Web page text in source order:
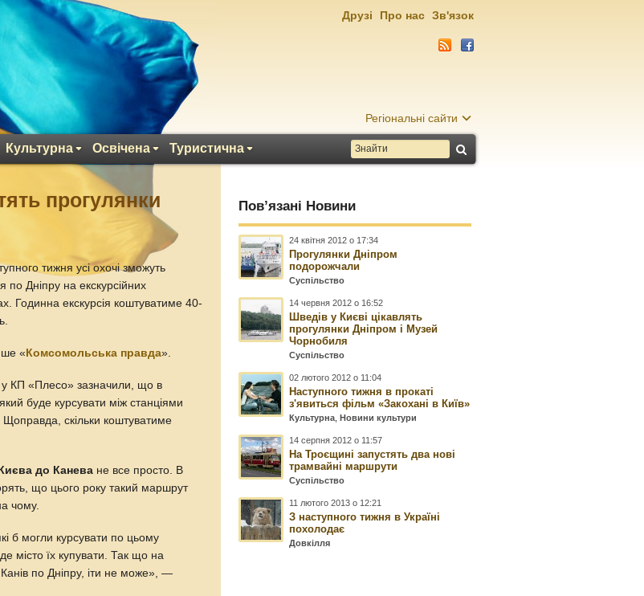
Регіональні сайти
Культурна Освічена Туристична
Друзі Про нас Зв'язок
прогулянки
тижня усі охочі зможуть
по Дніпру на екскурсійних
Годинна екскурсія коштуватиме 40-
« Комсомольська правда».
у КП «Плесо» зазначили, що в
який буде курсувати між станціями
скільки коштуватиме
до Канева не все просто. В
що цього року такий маршрут
чому.
б могли курсувати по цьому
місто їх купувати. Так що на
по Дніпру, іти не може», —
Пов’язані Новини
24 квітня 2012 о 17:34
Прогулянки Дніпром
подорожчали
Суспільство
14 червня 2012 о 16:52
Шведів у Києві цікавлять
прогулянки Дніпром і Музей
Чорнобиля
Суспільство
02 лютого 2012 о 11:04
Наступного тижня в прокаті
з'явиться фільм «Закохані в Київ»
Культурна ,Новини культури
14 серпня 2012 о 11:57
На Троєщині запустять два нові
трамвайні маршрути
Суспільство
11 лютого 2013 о 12:21
З наступного тижня в Україні
похолодає
Довкілля